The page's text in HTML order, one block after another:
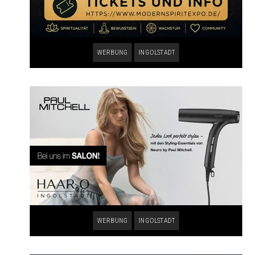
WERBUNG INGOLSTADT
WERBUNG INGOLSTADT